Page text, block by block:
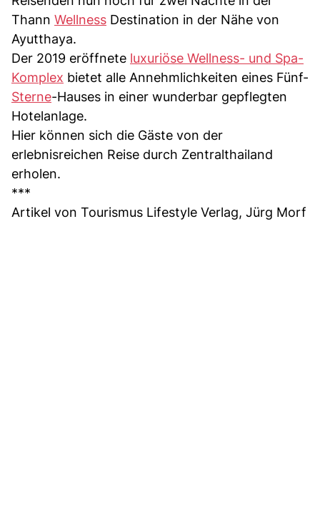
Thann Wellness Destination in der Nähe von
Ayutthaya.
Der 2019 eröffnete luxuriöse Wellness- und Spa-
Komplex bietet alle Annehmlichkeiten eines Fünf-
Sterne-Hauses in einer wunderbar gepflegten
Hotelanlage.
Hier können sich die Gäste von der
erlebnisreichen Reise durch Zentralthailand
erholen.
***
Artikel von Tourismus Lifestyle Verlag, Jürg Morf